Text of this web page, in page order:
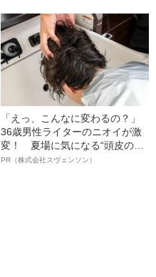
「えっ、こんなに変わるの？」
36歳男性ライターのニオイが激
変！ 夏場に気になる“頭皮のニ
オイ”や“ベタつき”を解消す
PR（株式会社スヴェンソン）